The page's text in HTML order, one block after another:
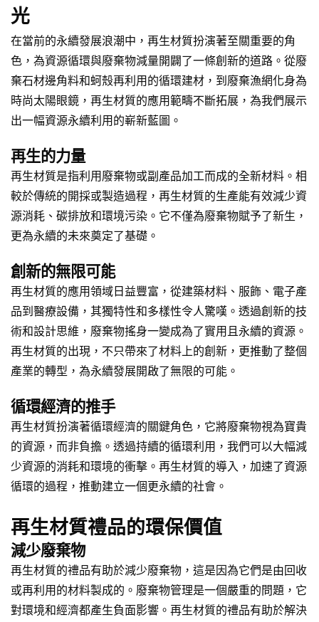
光
在當前的永續發展浪潮中，再生材質扮演著至關重要的角
色，為資源循環與廢棄物減量開闢了一條創新的道路。從廢
棄石材邊角料和蚵殼再利用的循環建材，到廢棄漁網化身為
時尚太陽眼鏡，再生材質的應用範疇不斷拓展，為我們展示
出一幅資源永續利用的嶄新藍圖。
再生的力量
再生材質是指利用廢棄物或副產品加工而成的全新材料。相
較於傳統的開採或製造過程，再生材質的生產能有效減少資
源消耗、碳排放和環境污染。它不僅為廢棄物賦予了新生，
更為永續的未來奠定了基礎。
創新的無限可能
再生材質的應用領域日益豐富，從建築材料、服飾、電子產
品到醫療設備，其獨特性和多樣性令人驚嘆。透過創新的技
術和設計思維，廢棄物搖身一變成為了實用且永續的資源。
再生材質的出現，不只帶來了材料上的創新，更推動了整個
產業的轉型，為永續發展開啟了無限的可能。
循環經濟的推手
再生材質扮演著循環經濟的關鍵角色，它將廢棄物視為寶貴
的資源，而非負擔。透過持續的循環利用，我們可以大幅減
少資源的消耗和環境的衝擊。再生材質的導入，加速了資源
循環的過程，推動建立一個更永續的社會。
再生材質禮品的環保價值
減少廢棄物
再生材質的禮品有助於減少廢棄物，這是因為它們是由回收
或再利用的材料製成的。廢棄物管理是一個嚴重的問題，它
對環境和經濟都產生負面影響。再生材質的禮品有助於解決